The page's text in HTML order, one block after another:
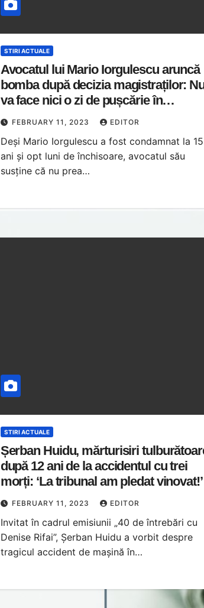
STIRI ACTUALE
Avocatul lui Mario Iorgulescu aruncă
bomba după decizia magistraților:
va face nici o zi de pușcărie în
România
FEBRUARY 11, 2023 EDITOR
Deși Mario Iorgulescu a fost condamnat la 15
ani și opt luni de închisoare, avocatul său
susține că nu prea…
STIRI ACTUALE
Șerban Huidu, mărturisiri
după 12 ani de la accidentul cu trei
morți: ‘La tribunal am pledat vinovat!’
FEBRUARY 11, 2023 EDITOR
Invitat în cadrul emisiunii „40 de întrebări cu
Denise Rifai”, Șerban Huidu a vorbit despre
tragicul accident de mașină în…